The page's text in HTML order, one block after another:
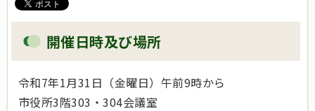
開催日時及び場所
令和7年1月31日（金曜日）午前9時から
市役所3階303・304会議室